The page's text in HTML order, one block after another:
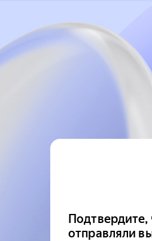
Подтвердите,
отправляли